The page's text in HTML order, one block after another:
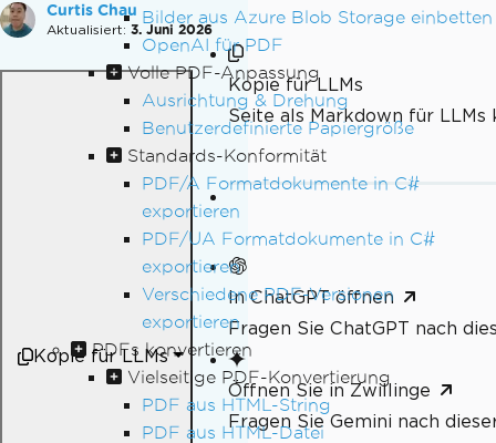
Bilder aus Azure Blob Storage einbetten
OpenAI für PDF
Volle PDF-Anpassung
Ausrichtung & Drehung
Benutzerdefinierte Papiergröße
Standards-Konformität
PDF/A Formatdokumente in C#
exportieren
PDF/UA Formatdokumente in C#
exportieren
Verschiedene PDF-Versionen
exportieren
PDFs konvertieren
Vielseitige PDF-Konvertierung
PDF aus HTML-String
PDF aus HTML-Datei
Curtis Chau
Aktualisiert: 3. Juni 2026
Kopie für LLMs
Kopie für LLMs
Seite als Markdown für LLMs
In ChatGPT öffnen
Fragen Sie ChatGPT nach
Öffnen Sie in Zwillinge
Fragen Sie Gemini nach